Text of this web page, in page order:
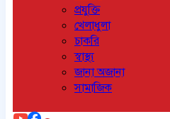
প্রযুক্তি
খেলাধুলা
চাকরি
স্বাস্থ্য
জানা অজানা
সামাজিক